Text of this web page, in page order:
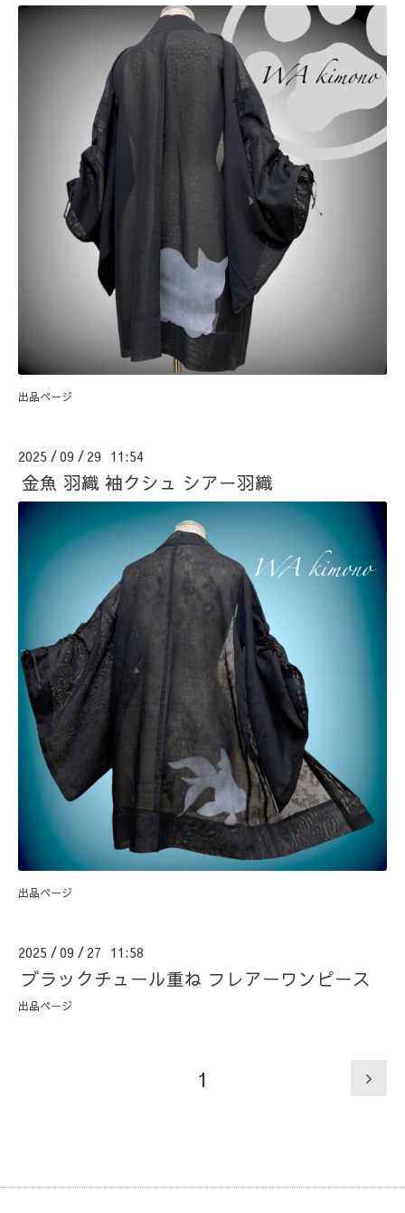
出品ページ
2025 /09 / 29 11:54
金魚 羽織 袖クシュ シアー羽織
出品ページ
2025 /09 / 27 11:58
ブラックチュール重ね フレアーワンピース
出品ページ
1